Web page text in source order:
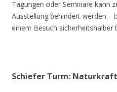
Tagungen oder Seminare kann
Ausstellung behindert werden –
einem Besuch sicherheitshalber
Schiefer Turm: Naturkraft